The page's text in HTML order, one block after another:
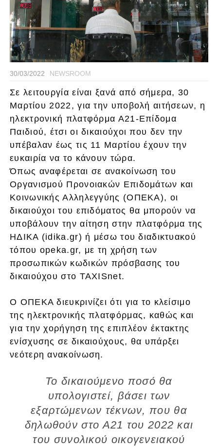
30/03/2022 NEWSROOM
Σε λειτουργία είναι ξανά από σήμερα, 30
Μαρτίου 2022, για την υποβολή αιτήσεων, η
ηλεκτρονική πλατφόρμα Α21-Επίδομα
Παιδιού, έτσι οι δικαιούχοι που δεν την
υπέβαλαν έως τις 11 Μαρτίου έχουν την
ευκαιρία να το κάνουν τώρα.
Όπως αναφέρεται σε ανακοίνωση του
Οργανισμού Προνοιακών Επιδομάτων και
Κοινωνικής Αλληλεγγύης (ΟΠΕΚΑ), οι
δικαιούχοι του επιδόματος θα μπορούν να
υποβάλουν την αίτηση στην πλατφόρμα της
ΗΔΙΚΑ (idika.gr) ή μέσω του διαδικτυακού
τόπου opeka.gr, με τη χρήση των
προσωπικών κωδικών πρόσβασης του
δικαιούχου στο TAXISnet.
Ο ΟΠΕΚΑ διευκρινίζει ότι για το κλείσιμο
της ηλεκτρονικής πλατφόρμας, καθώς και
για την χορήγηση της επιπλέον έκτακτης
ενίσχυσης σε δικαιούχους, θα υπάρξει
νεότερη ανακοίνωση.
Το δικαιούμενο ποσό θα
υπολογιστεί, βάσει των
εξαρτώμενων τέκνων, που θα
δηλωθούν στο Α21 του 2022 και
του συνολικού οικογενειακού